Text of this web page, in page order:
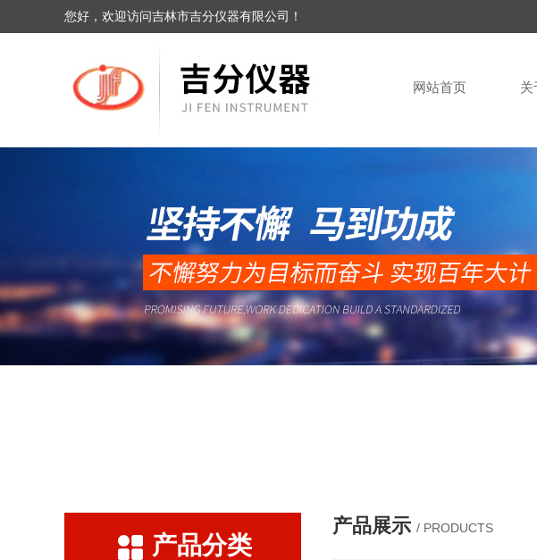
您好，欢迎访问吉林市吉分仪器有限公司！
网站首页 关
产品分类
产品展示 / PRODUCTS